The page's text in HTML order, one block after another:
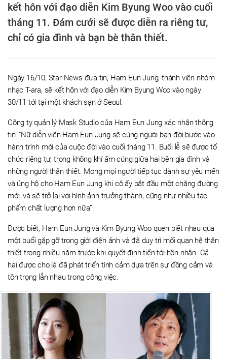
kết hôn với đạo diễn Kim Byung Woo vào cuối
tháng 11. Đám cưới sẽ được diễn ra riêng tư,
chỉ có gia đình và bạn bè thân thiết.
Ngày 16/10, Star News đưa tin, Ham Eun Jung, thành viên nhóm
nhạc T-ara, sẽ kết hôn với đạo diễn Kim Byung Woo vào ngày
30/11 tới tại một khách sạn ở Seoul.
Công ty quản lý Mask Studio của Ham Eun Jung xác nhận thông
tin: "Nữ diễn viên Ham Eun Jung sẽ cùng người bạn đời bước vào
hành trình mới của cuộc đời vào cuối tháng 11. Buổi lễ sẽ được tổ
chức riêng tư, trong không khí ấm cúng giữa hai bên gia đình và
những người thân thiết. Mong mọi người tiếp tục dành sự yêu mến
và ủng hộ cho Ham Eun Jung khi cô ấy bắt đầu một chặng đường
mới, và sẽ trở lại với hình ảnh trưởng thành, cũng như nhiều tác
phẩm chất lượng hơn nữa”.
Được biết, Ham Eun Jung và Kim Byung Woo quen biết nhau qua
một buổi gặp gỡ trong giới điện ảnh và đã duy trì mối quan hệ thân
thiết trong nhiều năm trước khi quyết định tiến tới hôn nhân. Cả
hai được cho là đã phát triển tình cảm dựa trên sự đồng cảm và
tôn trọng lẫn nhau trong công việc.